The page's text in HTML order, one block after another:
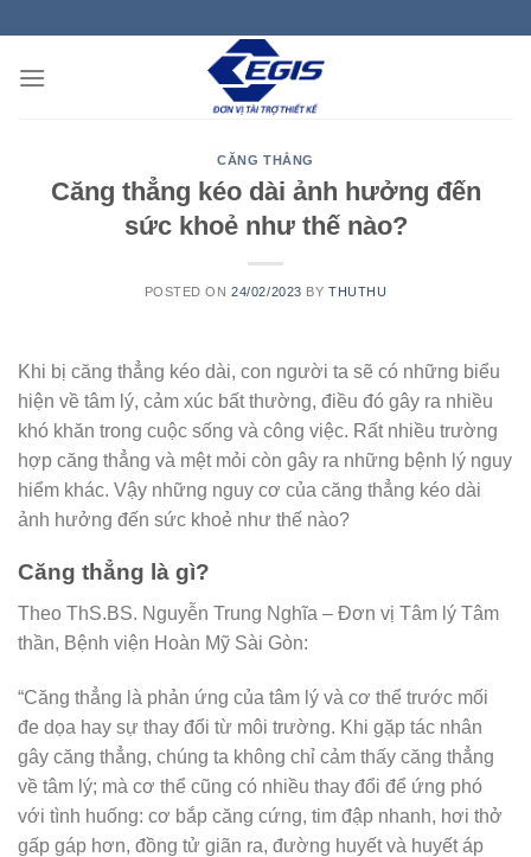
content
CĂNG THẲNG
Căng thẳng kéo dài ảnh hưởng đến
sức khoẻ như thế nào?
POSTED ON24/02/2023 BYTHUTHU
Khi bị căng thẳng kéo dài, con người ta sẽ có những biểu
hiện về tâm lý, cảm xúc bất thường, điều đó gây ra nhiều
khó khăn trong cuộc sống và công việc. Rất nhiều trường
hợp căng thẳng và mệt mỏi còn gây ra những bệnh lý nguy
hiểm khác. Vậy những nguy cơ của căng thẳng kéo dài
ảnh hưởng đến sức khoẻ như thế nào?
Căng thẳng là gì?
Theo ThS.BS. Nguyễn Trung Nghĩa – Đơn vị Tâm lý Tâm
thần, Bệnh viện Hoàn Mỹ Sài Gòn:
“Căng thẳng là phản ứng của tâm lý và cơ thể trước mối
đe dọa hay sự thay đổi từ môi trường. Khi gặp tác nhân
gây căng thẳng, chúng ta không chỉ cảm thấy căng thẳng
về tâm lý; mà cơ thể cũng có nhiều thay đổi để ứng phó
với tình huống: cơ bắp căng cứng, tim đập nhanh, hơi thở
gấp gáp hơn, đồng tử giãn ra, đường huyết và huyết áp